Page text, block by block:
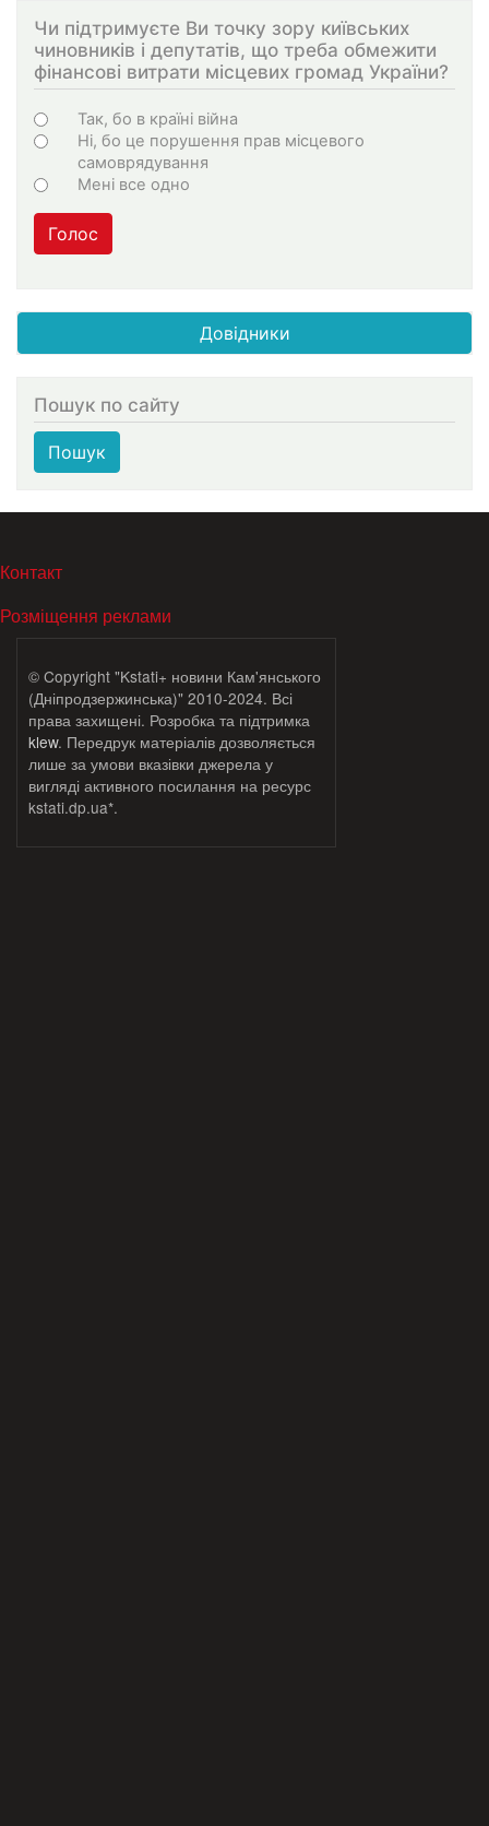
Чи підтримуєте Ви точку зору київських
чиновників і депутатів, що треба обмежити
фінансові витрати місцевих громад України?
Варіанти
Так, бо в країні війна
Ні, бо це порушення прав місцевого
самоврядування
Мені все одно
Голос
Довідники
Пошук по сайту
Пошук
МЕНЮ В ПОДВАЛЕ
Контакт
Розміщення реклами
© Copyright "Kstati+ новини Кам'янського
(Дніпродзержинська)" 2010-2024. Всі
права захищені. Розробка та підтримка
klew. Передрук матеріалів дозволяється
лише за умови вказівки джерела у
вигляді активного посилання на ресурс
kstati.dp.ua*.